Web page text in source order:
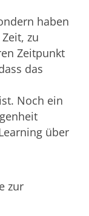
haben
zu
Zeitpunkt
das
Noch ein
über
zur